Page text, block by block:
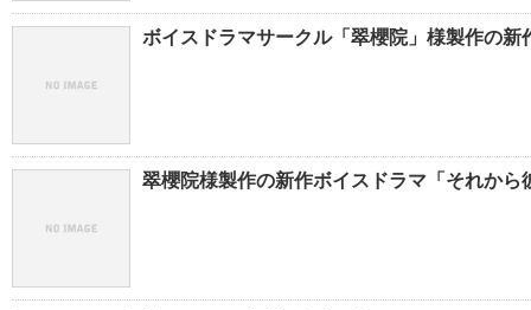
ボイスドラマサークル「翠櫻院」様製作の新
翠櫻院様製作の新作ボイスドラマ「それか